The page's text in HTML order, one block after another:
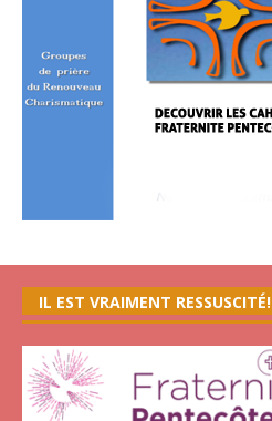
IL EST VRAIMENT RESSUSCITÉ!